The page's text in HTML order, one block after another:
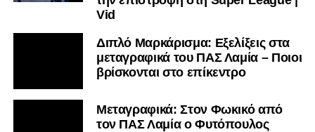
Vid
Διπλό Μαρκάρισμα: Εξελίξεις στα
μεταγραφικά του ΠΑΣ Λαμία – Ποιοι
βρίσκονται στο επίκεντρο
Μεταγραφικά: Στον Φωκικό από
τον ΠΑΣ Λαμία ο Φυτόπουλος